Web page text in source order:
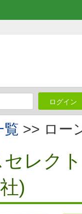
ログイン
覧 >> ロー
レク
)